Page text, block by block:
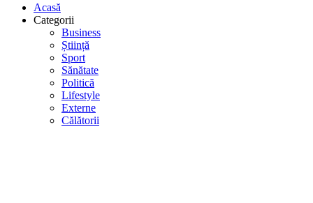
Acasă
Categorii
Business
Știință
Sport
Sănătate
Politică
Lifestyle
Externe
Călătorii